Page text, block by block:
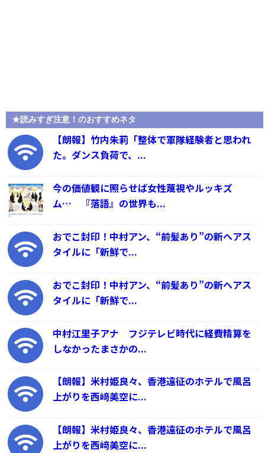
★読みすぎ注意！のおすすめネタ
【朗報】竹内朱莉「整体で軍隊経験者と思われ
た。ダンス負荷で、...
今の価値観に照らせば女性蔑視やルッキズ
ム… 『落語』の世界も...
おでこ封印！中村アン、“前髪あり”の新ヘアス
タイルに「新鮮で...
おでこ封印！中村アン、“前髪あり”の新ヘアス
タイルに「新鮮で...
中村江里子アナ フジテレビ時代に経費精算を
しなかったまさかの...
【朗報】米村姫良々、香港遠征のホテルで風呂
上がりを西﨑美空に...
【朗報】米村姫良々、香港遠征のホテルで風呂
上がりを西﨑美空に...